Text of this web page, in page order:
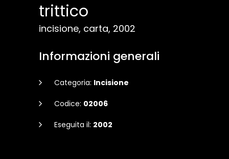
trittico
incisione, carta, 2002
Informazioni generali
Categoria: Incisione
Codice: 02006
Eseguita il: 2002